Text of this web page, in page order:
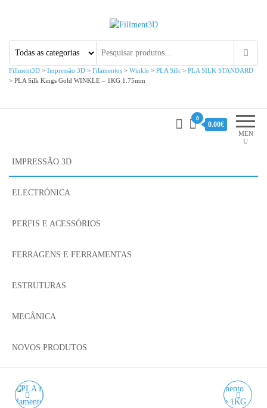
Fillment3D
Fillment3D > Impressão 3D > Filamentos > Winkle > PLA Silk > PLA SILK STANDARD
> PLA Silk Kings Gold WINKLE – 1KG 1.75mm
MEN
U
0
0.00€
IMPRESSÃO 3D
ELECTRÓNICA
PERFIS E ACESSÓRIOS
FERRAGENS E FERRAMENTAS
ESTRUTURAS
MECÂNICA
NOVOS PRODUTOS
PLA HD LILÁS SUAVE